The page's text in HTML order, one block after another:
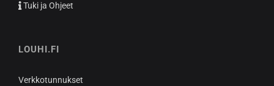
Tuki ja Ohjeet
LOUHI.FI
Verkkotunnukset